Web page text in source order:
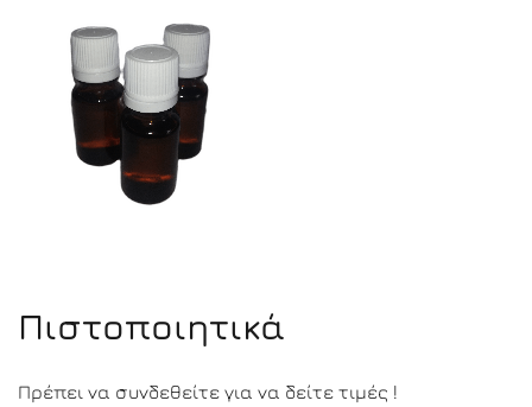
Πιστοποιητικά
Πρέπει να συνδεθείτε για να δείτε τιμές !